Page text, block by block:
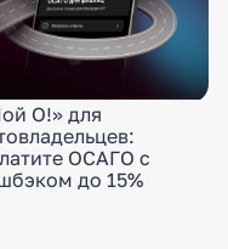
О!» для
ОСАГО с
до 15%